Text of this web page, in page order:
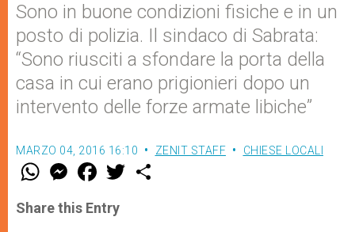
Sono in buone condizioni fisiche e in un
posto di polizia. Il sindaco di Sabrata:
“Sono riusciti a sfondare la porta della
casa in cui erano prigionieri dopo un
intervento delle forze armate libiche”
MARZO 04, 2016 16:10 ZENIT STAFF CHIESE LOCALI
W
t
s
M
e
s
e
F
a
e
b
w
Share this Entry